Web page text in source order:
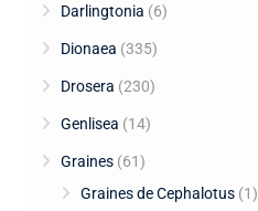
Darlingtonia (6)
Dionaea (335)
Drosera (230)
Genlisea (14)
Graines (61)
Graines de Cephalotus (1)